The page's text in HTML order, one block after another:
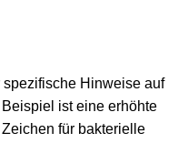
Hinweise auf
ist eine erhöhte
für bakterielle